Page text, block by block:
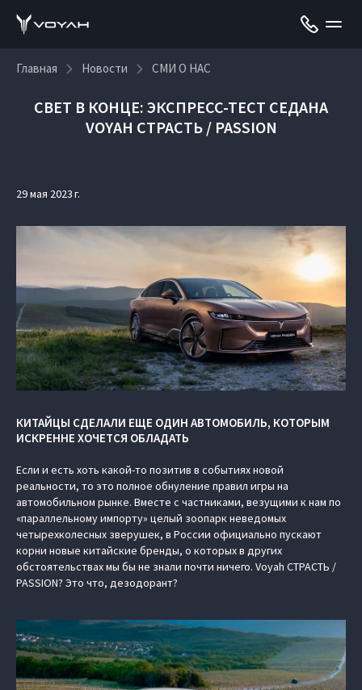
Главная Новости СМИ О НАС
СВЕТ В КОНЦЕ: ЭКСПРЕСС-ТЕСТ СЕДАНА
VOYAH СТРАСТЬ / PASSION
29 мая 2023 г.
КИТАЙЦЫ СДЕЛАЛИ ЕЩЕ ОДИН АВТОМОБИЛЬ, КОТОРЫМ
ИСКРЕННЕ ХОЧЕТСЯ ОБЛАДАТЬ
Если и есть хоть какой-то позитив в событиях новой
реальности, то это полное обнуление правил игры на
автомобильном рынке. Вместе с частниками, везущими к нам по
«параллельному импорту» целый зоопарк неведомых
четырехколесных зверушек, в России официально пускают
корни новые китайские бренды, о которых в других
обстоятельствах мы бы не знали почти ничего. Voyah СТРАСТЬ /
PASSION? Это что, дезодорант?